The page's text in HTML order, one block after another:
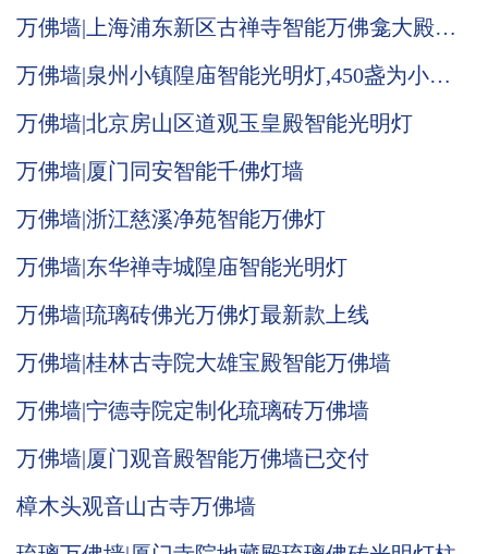
万佛墙|上海浦东新区古禅寺智能万佛龛大殿施
万佛墙|泉州小镇隍庙智能光明灯,450盏为小宫
万佛墙|北京房山区道观玉皇殿智能光明灯
万佛墙|厦门同安智能千佛灯墙
万佛墙|浙江慈溪净苑智能万佛灯
万佛墙|东华禅寺城隍庙智能光明灯
万佛墙|琉璃砖佛光万佛灯最新款上线
万佛墙|桂林古寺院大雄宝殿智能万佛墙
万佛墙|宁德寺院定制化琉璃砖万佛墙
万佛墙|厦门观音殿智能万佛墙已交付
樟木头观音山古寺万佛墙